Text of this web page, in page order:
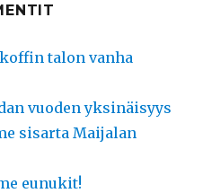
talon vanha
vuoden yksinäisyys
sisarta Maijalan
eunukit!